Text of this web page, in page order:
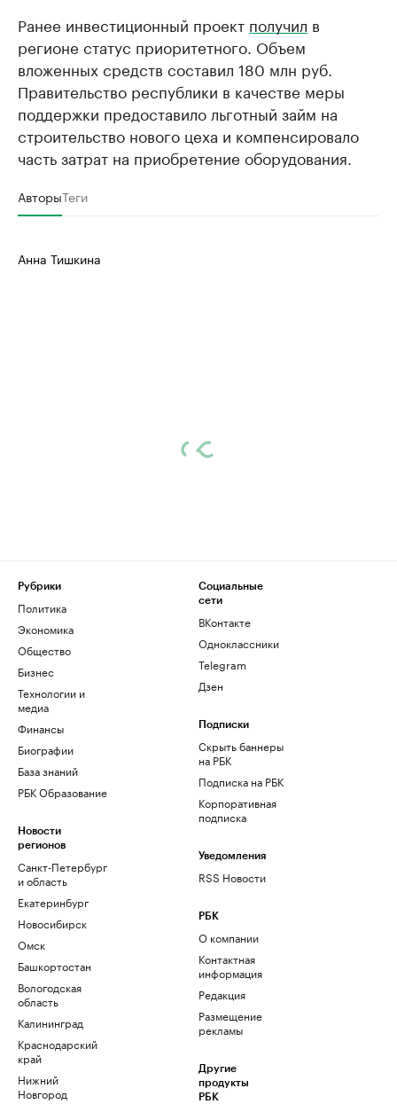
Ранее инвестиционный проект получил в
регионе статус приоритетного. Объем
вложенных средств составил 180 млн руб.
Правительство республики в качестве меры
поддержки предоставило льготный займ на
строительство нового цеха и компенсировало
часть затрат на приобретение оборудования.
АвторыТеги
Анна Тишкина
Рубрики
Политика
Экономика
Общество
Бизнес
Технологии и
медиа
Финансы
Биографии
База знаний
РБК Образование
Новости
регионов
Санкт-Петербург
и область
Екатеринбург
Новосибирск
Омск
Башкортостан
Вологодская
область
Калининград
Краснодарский
край
Нижний
Новгород
Социальные
сети
ВКонтакте
Одноклассники
Telegram
Дзен
Подписки
Скрыть баннеры
на РБК
Подписка на РБК
Корпоративная
подписка
Уведомления
RSS Новости
РБК
О компании
Контактная
информация
Редакция
Размещение
рекламы
Другие
продукты
РБК